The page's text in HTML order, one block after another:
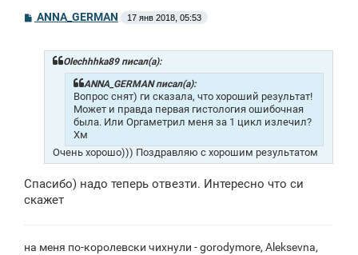
С
ANNA_GERMAN 17 янв 2018, 05:53
Olechhhka89 писал(а):
ANNA_GERMAN писал(а):
Вопрос снят) ги сказала, что хороший результат!
Может и правда первая гистология ошибочная
была. Или Оргаметрил меня за 1 цикл излечил?
Хм
Очень хорошо))) Поздравляю с хорошим результатом
Спасибо) надо теперь отвезти. Интересно что си
скажет
на меня по-королевски чихнули - gorodymore, Aleksevna,